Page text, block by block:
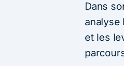
Dans
analyse
et les